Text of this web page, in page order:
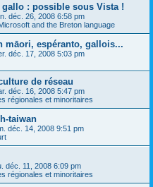
gallo : possible sous Vista !
déc. 26, 2008 6:58 pm
and the Breton language
māori, espéranto, gallois...
déc. 17, 2008 5:03 pm
de réseau
déc. 16, 2008 5:47 pm
régionales et minoritaires
taiwan
déc. 14, 2008 9:51 pm
déc. 11, 2008 6:09 pm
régionales et minoritaires